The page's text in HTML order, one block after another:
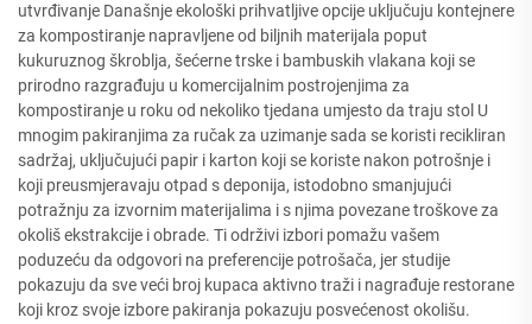
utvrđivanje Današnje ekološki prihvatljive opcije uključuju kontejnere
za kompostiranje napravljene od biljnih materijala poput
kukuruznog škroblja, šećerne trske i bambuskih vlakana koji se
prirodno razgrađuju u komercijalnim postrojenjima za
kompostiranje u roku od nekoliko tjedana umjesto da traju stol U
mnogim pakiranjima za ručak za uzimanje sada se koristi recikliran
sadržaj, uključujući papir i karton koji se koriste nakon potrošnje i
koji preusmjeravaju otpad s deponija, istodobno smanjujući
potražnju za izvornim materijalima i s njima povezane troškove za
okoliš ekstrakcije i obrade. Ti održivi izbori pomažu vašem
poduzeću da odgovori na preferencije potrošača, jer studije
pokazuju da sve veći broj kupaca aktivno traži i nagrađuje restorane
koji kroz svoje izbore pakiranja pokazuju posvećenost okolišu.